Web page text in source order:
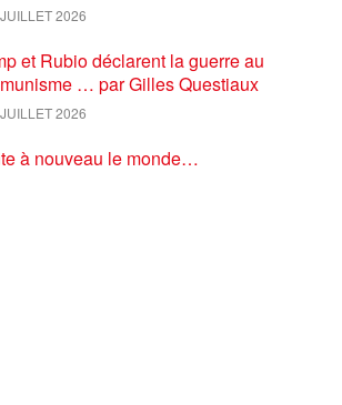
2026
et Rubio déclarent la guerre au
… par Gilles Questiaux
2026
à nouveau le monde…